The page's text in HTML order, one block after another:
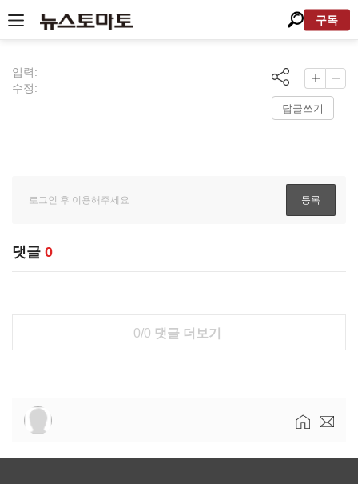
구독
입력:
수정:
답글쓰기
댓글 0
0/0 댓글 더보기